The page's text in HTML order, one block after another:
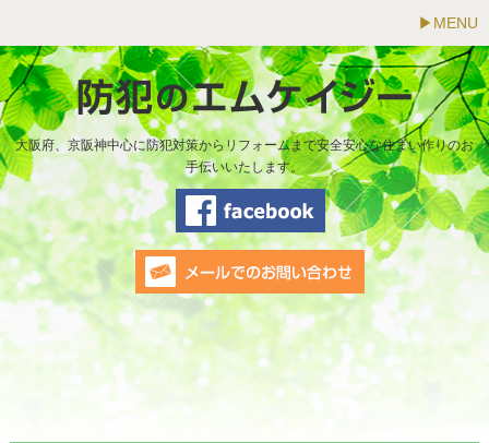
MENU
大阪府、京阪神中心に防犯対策からリフォームまで安全安心な住まい作りのお
手伝いいたします。